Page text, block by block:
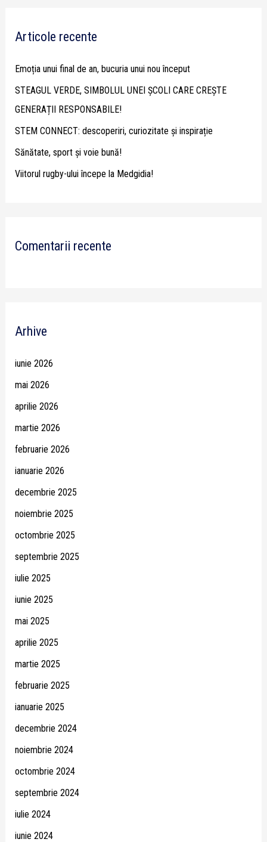
c
o
r
:
Articole recente
Emoția unui final de an, bucuria unui nou început
STEAGUL VERDE, SIMBOLUL UNEI ȘCOLI CARE CREȘTE
GENERAȚII RESPONSABILE!
STEM CONNECT: descoperiri, curiozitate și inspirație
Sănătate, sport și voie bună!
Viitorul rugby-ului începe la Medgidia!
Comentarii recente
Arhive
iunie 2026
mai 2026
aprilie 2026
martie 2026
februarie 2026
ianuarie 2026
decembrie 2025
noiembrie 2025
octombrie 2025
septembrie 2025
iulie 2025
iunie 2025
mai 2025
aprilie 2025
martie 2025
februarie 2025
ianuarie 2025
decembrie 2024
noiembrie 2024
octombrie 2024
septembrie 2024
iulie 2024
iunie 2024